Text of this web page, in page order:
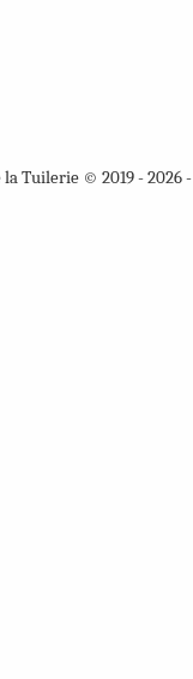
la Tuilerie © 2019 - 2026 -